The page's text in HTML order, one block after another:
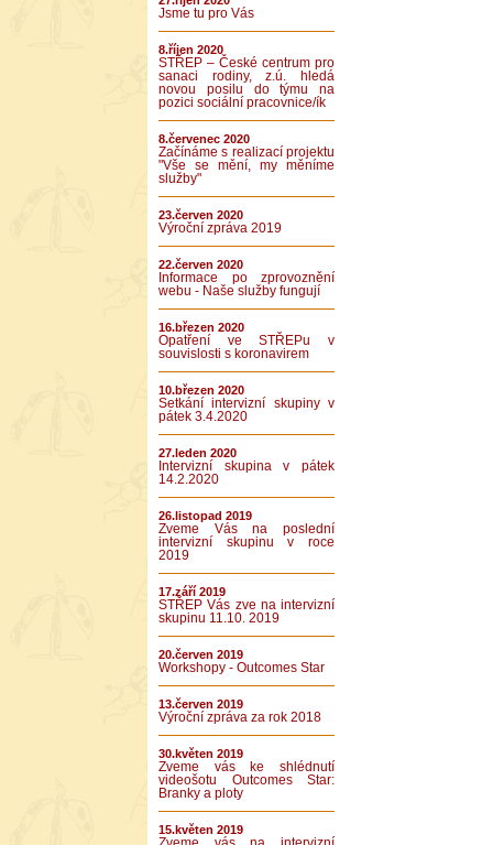
Jsme tu pro Vás
8.říjen 2020
STŘEP – České centrum pro
sanaci rodiny, z.ú. hledá
novou posilu do týmu na
pozici sociální pracovnice/ík
8.červenec 2020
Začínáme s realizací projektu
"Vše se mění, my měníme
služby"
23.červen 2020
Výroční zpráva 2019
22.červen 2020
Informace po zprovoznění
webu - Naše služby fungují
16.březen 2020
Opatření ve STŘEPu v
souvislosti s koronavirem
10.březen 2020
Setkání intervizní skupiny v
pátek 3.4.2020
27.leden 2020
Intervizní skupina v pátek
14.2.2020
26.listopad 2019
Zveme Vás na poslední
intervizní skupinu v roce
2019
17.září 2019
STŘEP Vás zve na intervizní
skupinu 11.10. 2019
20.červen 2019
Workshopy - Outcomes Star
13.červen 2019
Výroční zpráva za rok 2018
30.květen 2019
Zveme vás ke shlédnutí
videošotu Outcomes Star:
Branky a ploty
15.květen 2019